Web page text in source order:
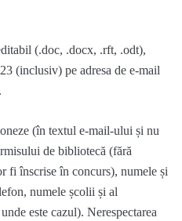
(.doc, .docx, .rft, .odt),
(inclusiv) pe adresa de e-mail
.
(în textul e-mail-ului și nu
de bibliotecă (fără
fi înscrise în concurs), numele și
numele școlii și al
este cazul). Nerespectarea